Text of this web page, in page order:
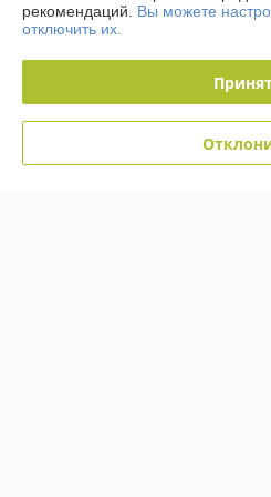
рекомендаций. Вы можете
отключить их.